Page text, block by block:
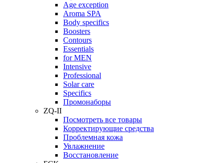
Age exception
Aroma SPA
Body specifics
Boosters
Contours
Essentials
for MEN
Intensive
Professional
Solar care
Specifics
Промонаборы
ZQ-II
Посмотреть все товары
Корректирующие средства
Проблемная кожа
Увлажнение
Восстановление